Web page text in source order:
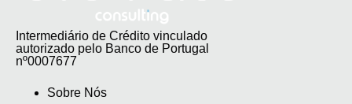
Intermediário de Crédito vinculado
autorizado pelo Banco de Portugal
nº0007677
Sobre Nós